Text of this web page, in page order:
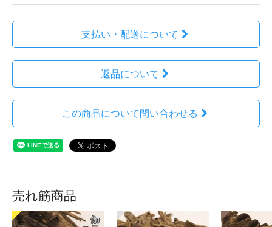
支払い・配送について
返品について
この商品について問い合わせる
売れ筋商品